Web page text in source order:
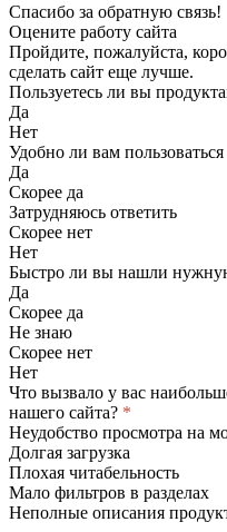
Спасибо за обратную связь!
Оцените работу сайта
Пройдите, пожалуйста,
сделать сайт еще лучше.
Пользуетесь ли вы
Да
Нет
Удобно ли вам
Да
Скорее да
Затрудняюсь ответить
Скорее нет
Нет
Быстро ли вы нашли
Да
Скорее да
Не знаю
Скорее нет
Нет
Что вызвало у вас
нашего сайта? *
Неудобство просмотра на
Долгая загрузка
Плохая читабельность
Мало фильтров в разделах
Неполные описания